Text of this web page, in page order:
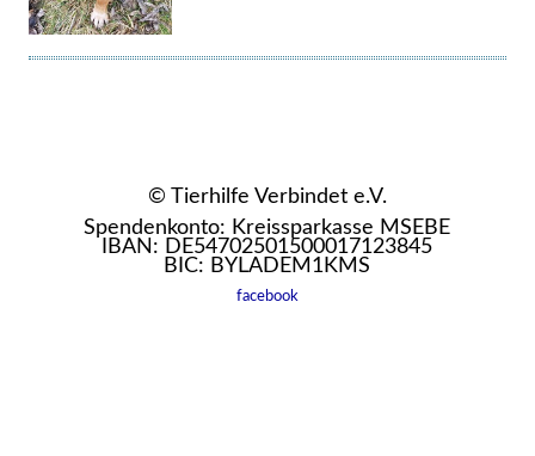
© Tierhilfe Verbindet e.V.
Spendenkonto: Kreissparkasse MSEBE
IBAN: DE54702501500017123845
BIC: BYLADEM1KMS
facebook